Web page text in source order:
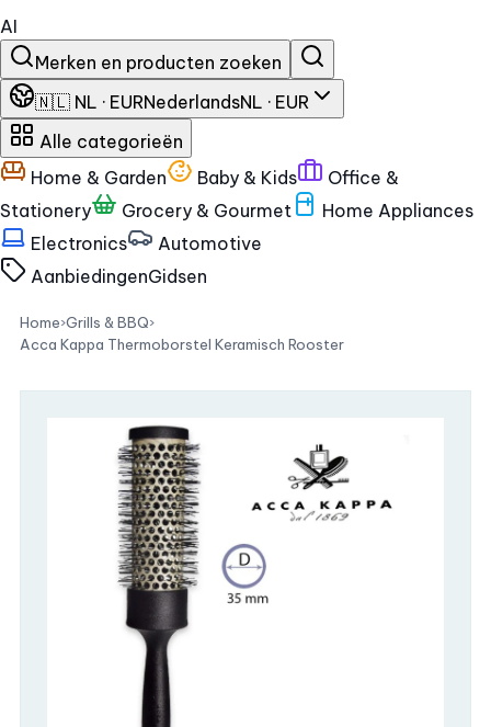
AI
Merken en producten zoeken
🇳🇱 NL · EURNederlandsNL · EUR
Alle categorieën
Home & Garden
Baby & Kids
Office &
Stationery
Grocery & Gourmet
Home Appliances
Electronics
Automotive
AanbiedingenGidsen
Home›Grills & BBQ›
Acca Kappa Thermoborstel Keramisch Rooster